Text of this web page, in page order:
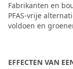
Fabrikanten en
PFAS-vrije
voldoen en
EFFECTEN VAN